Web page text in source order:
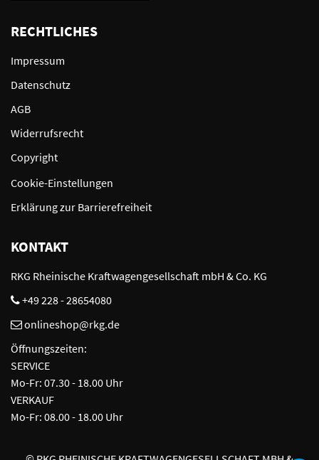
RECHTLICHES
Impressum
Datenschutz
AGB
Widerrufsrecht
Copyright
Cookie-Einstellungen
Erklärung zur Barrierefreiheit
KONTAKT
RKG Rheinische Kraftwagengesellschaft mbH & Co. KG
+49 228 - 28654080
onlineshop@rkg.de
Öffnungszeiten:
SERVICE
Mo-Fr: 07.30 - 18.00 Uhr
VERKAUF
Mo-Fr: 08.00 - 18.00 Uhr